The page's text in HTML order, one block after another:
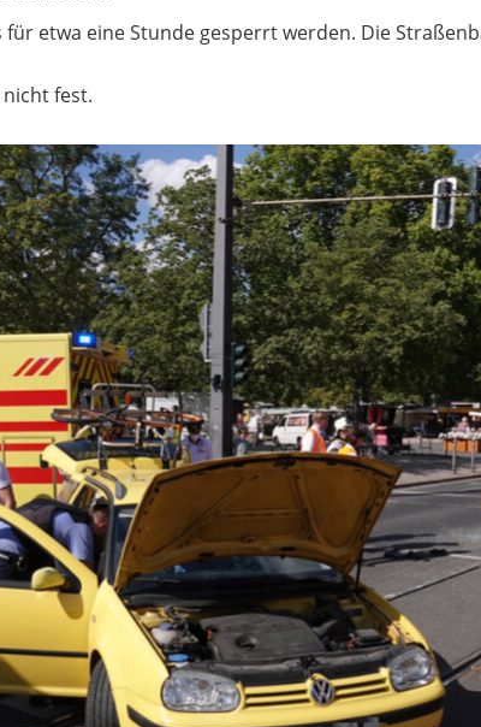
etwa eine Stunde gesperrt werden. Die
fest.